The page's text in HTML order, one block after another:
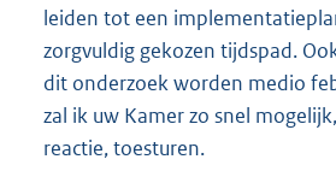
leiden tot een
zorgvuldig gekozen tijdspad.
dit onderzoek worden medio
zal ik uw Kamer zo snel
reactie, toesturen.